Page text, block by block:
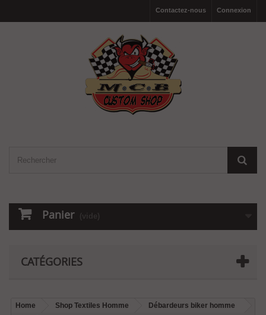
Connexion
Contactez-nous
Panier (vide)
CATÉGORIES
Home Shop Textiles Homme
Débardeurs biker homme